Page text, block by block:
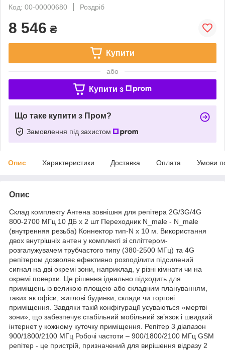
Код: 00-00000680
Роздріб
8 546 ₴
Купити
або
Купити з
Що таке купити з Пром?
Замовлення під захистом
Опис Характеристики Доставка Оплата Умови
Опис
Склад комплекту Антена зовнішня для репітера 2G/3G/4G
800-2700 МГц 10 ДБ х 2 шт Переходник N_male - N_male
(внутренняя резьба) Коннектор тип-N х 10 м. Використання
двох внутрішніх антен у комплекті зі спліттером-
розгалужувачем трубчастого типу (380-2500 МГц) та 4G
репітером дозволяє ефективно розподілити підсилений
сигнал на дві окремі зони, наприклад, у різні кімнати чи на
окремі поверхи. Це рішення ідеально підходить для
приміщень із великою площею або складним плануванням,
таких як офіси, житлові будинки, склади чи торгові
приміщення. Завдяки такій конфігурації усуваються «мертві
зони», що забезпечує стабільний мобільний зв’язок і швидкий
інтернет у кожному куточку приміщення. Репітер 3 діапазон
900/1800/2100 МГц Робочі частоти – 900/1800/2100 МГц GSM
репітер - це пристрій, призначений для вирішення відразу 2